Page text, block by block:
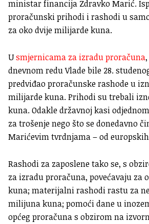
ministar financija Zdravko Marić.
proračunski prihodi i rashodi u
za oko dvije milijarde kuna.
Usmjernicama za izradu proračuna
dnevnom redu Vlade bile 28.
predviđao proračunske rashode u
milijarde kuna. Prihodi su trebali
kuna. Odakle državnoj kasi
za trošenje nego što se donedavno
Marićevim tvrdnjama – od
Rashodi za zaposlene tako se, s
za izradu proračuna, povećavaju za
kuna; materijalni rashodi rastu za
milijuna kuna; pomoći dane u
općeg proračuna s obzirom na